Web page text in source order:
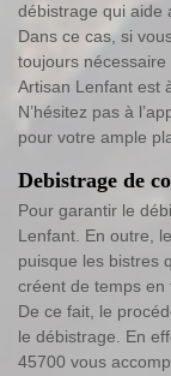
débistrage qui aide
Dans ce cas, si
toujours nécessaire
Artisan Lenfant est
N’hésitez pas à
pour votre ample
Debistrage de
Pour garantir le
Lenfant. En outre,
puisque les bistres
créent de temps en
De ce fait, le
le débistrage. En
45700 vous